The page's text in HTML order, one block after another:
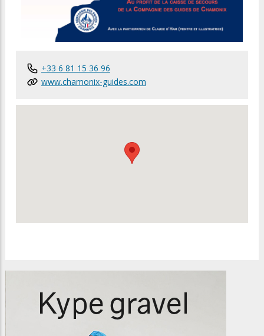
+33 6 81 15 36 96
www.chamonix-guides.com